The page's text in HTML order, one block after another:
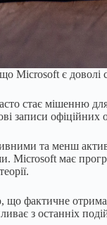
Microsoft є
стає мішенню
записи
та менш
Microsoft має
фактичне
з останніх